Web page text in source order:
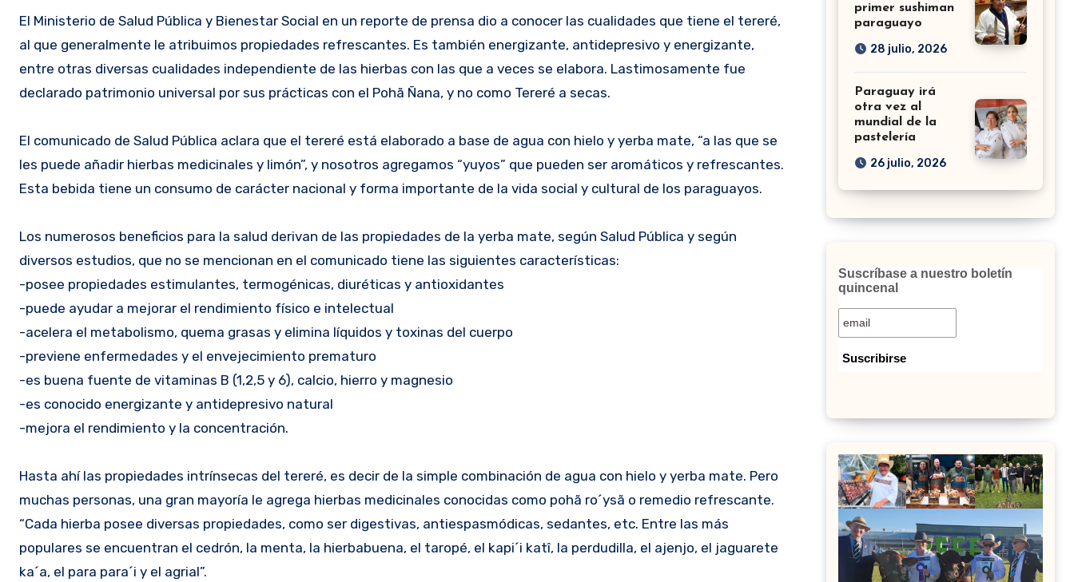
El Ministerio de Salud Pública y Bienestar Social en un reporte de prensa dio a conocer las cualidades que tiene el tereré,
al que generalmente le atribuimos propiedades refrescantes. Es también energizante, antidepresivo y energizante,
entre otras diversas cualidades independiente de las hierbas con las que a veces se elabora. Lastimosamente fue
declarado patrimonio universal por sus prácticas con el Pohã Ñana, y no como Tereré a secas.
El comunicado de Salud Pública aclara que el tereré está elaborado a base de agua con hielo y yerba mate, “a las que se
les puede añadir hierbas medicinales y limón”, y nosotros agregamos “yuyos” que pueden ser aromáticos y refrescantes.
Esta bebida tiene un consumo de carácter nacional y forma importante de la vida social y cultural de los paraguayos.
Los numerosos beneficios para la salud derivan de las propiedades de la yerba mate, según Salud Pública y según
diversos estudios, que no se mencionan en el comunicado tiene las siguientes características:
-posee propiedades estimulantes, termogénicas, diuréticas y antioxidantes
-puede ayudar a mejorar el rendimiento físico e intelectual
-acelera el metabolismo, quema grasas y elimina líquidos y toxinas del cuerpo
-previene enfermedades y el envejecimiento prematuro
-es buena fuente de vitaminas B (1,2,5 y 6), calcio, hierro y magnesio
-es conocido energizante y antidepresivo natural
-mejora el rendimiento y la concentración.
Hasta ahí las propiedades intrínsecas del tereré, es decir de la simple combinación de agua con hielo y yerba mate. Pero
muchas personas, una gran mayoría le agrega hierbas medicinales conocidas como pohã ro´ysã o remedio refrescante.
“Cada hierba posee diversas propiedades, como ser digestivas, antiespasmódicas, sedantes, etc. Entre las más
populares se encuentran el cedrón, la menta, la hierbabuena, el taropé, el kapi´i katî, la perdudilla, el ajenjo, el jaguarete
ka´a, el para para´i y el agrial”.
primer sushiman
paraguayo
28 julio, 2026
Paraguay irá
otra vez al
mundial de la
pastelería
26 julio, 2026
Suscríbase a nuestro boletín
quincenal